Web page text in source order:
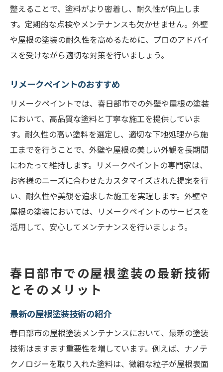
整えることで、塗料がより密着し、耐久性が向上しま
す。定期的な点検やメンテナンスも欠かせません。外壁
や屋根の塗装の耐久性を高めるために、プロのアドバイ
スを受けながら適切な対策を行いましょう。
リメークペイントのおすすめ
リメークペイントでは、春日部市での外壁や屋根の塗装
において、高品質な塗料と丁寧な施工を提供していま
す。耐久性の高い塗料を選定し、適切な下地処理から施
工までを行うことで、外壁や屋根の美しい外観を長期間
にわたって維持します。リメークペイントの専門家は、
お客様のニーズに合わせたカスタマイズされた提案を行
い、耐久性や美観を追求した施工を実珵します。外壁や
屋根の塗装においては、リメークペイントのサービスを
活用して、安心してメンテナンスを行いましょう。
春日部市での屋根塗装の最新技術
とそのメリット
最新の屋根塗装技術の紹介
春日部市の屋根塗装メンテナンスにおいて、最新の塗装
技術はますます重要性を増しています。例えば、ナノテ
クノロジーを取り入れた塗料は、微細な粒子が屋根表面